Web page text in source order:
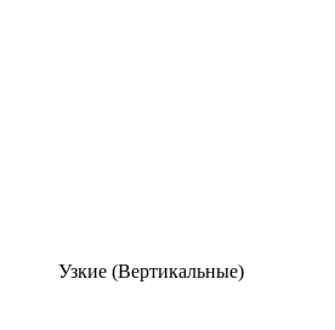
Узкие (Вертикальные)